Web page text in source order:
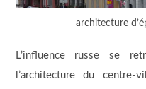
architecture
L’influence russe se
l’architecture du